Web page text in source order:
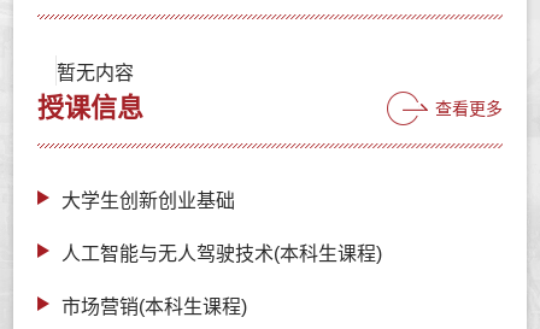
暂无内容
授课信息 查看更多
大学生创新创业基础
人工智能与无人驾驶技术(本科生课程)
市场营销(本科生课程)